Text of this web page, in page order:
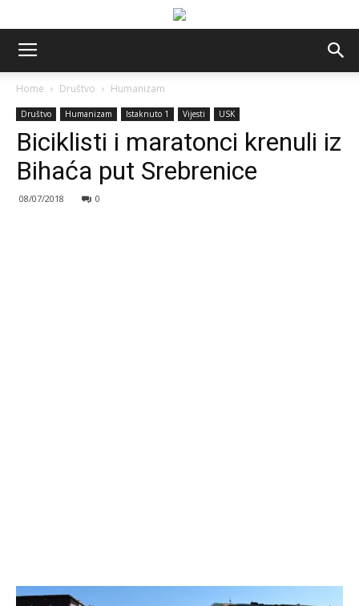
Home Društvo Humanizam
Društvo Humanizam Istaknuto 1 Vijesti USK
Biciklisti i maratonci krenuli iz
Bihaća put Srebrenice
08/07/2018 0